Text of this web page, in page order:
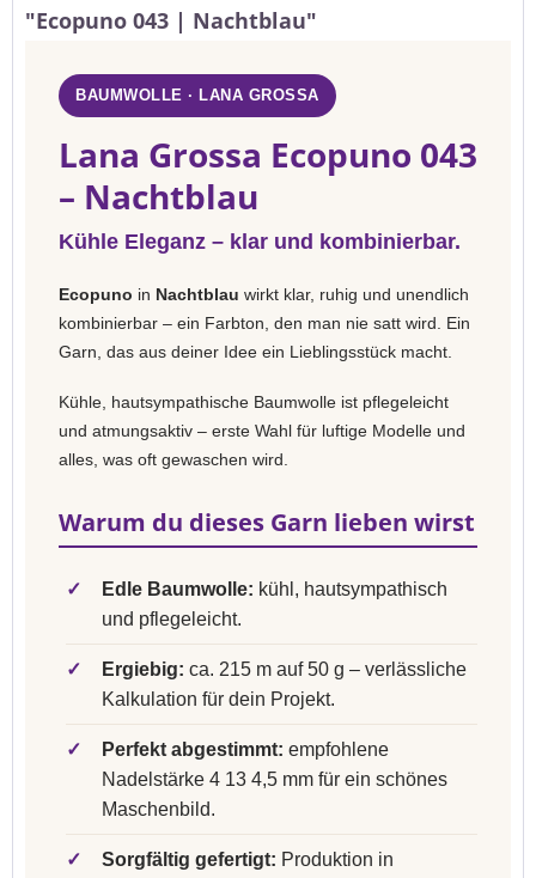
"Ecopuno 043 | Nachtblau"
BAUMWOLLE · LANA GROSSA
Lana Grossa Ecopuno 043
– Nachtblau
Kühle Eleganz – klar und kombinierbar.
Ecopuno in Nachtblau wirkt klar, ruhig und unendlich
kombinierbar – ein Farbton, den man nie satt wird. Ein
Garn, das aus deiner Idee ein Lieblingsstück macht.
Kühle, hautsympathische Baumwolle ist pflegeleicht
und atmungsaktiv – erste Wahl für luftige Modelle und
alles, was oft gewaschen wird.
Warum du dieses Garn lieben wirst
✓ Edle Baumwolle: kühl, hautsympathisch
und pflegeleicht.
✓ Ergiebig: ca. 215 m auf 50 g – verlässliche
Kalkulation für dein Projekt.
✓ Perfekt abgestimmt: empfohlene
Nadelstärke 4 13 4,5 mm für ein schönes
Maschenbild.
✓ Sorgfältig gefertigt: Produktion in